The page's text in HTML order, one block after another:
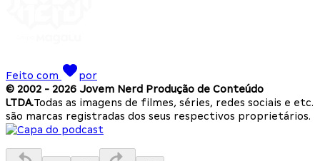
Feito com
por
© 2002 - 2026 Jovem Nerd Produção de Conteúdo
LTDA.Todas as imagens de filmes, séries, redes sociais e etc.
são marcas registradas dos seus respectivos proprietários.